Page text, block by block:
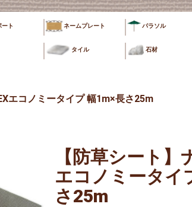
ート ネームプレート パラソル
タイル 石材
エコノミータイプ 幅1m×長さ25m
【防草シート】
エコノミータイ
さ25m